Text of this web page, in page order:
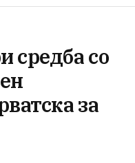
средба со
за